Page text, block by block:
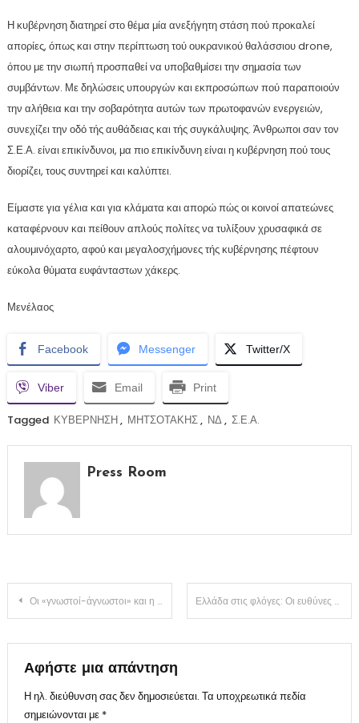
Η κυβέρνηση διατηρεί στο θέμα μία ανεξήγητη στάση πού προκαλεί
απορίες, όπως και στην περίπτωση τού ουκρανικού θαλάσσιου drone,
όπου με την σιωπή προσπαθεί να υποβαθμίσει την σημασία των
συμβάντων. Με δηλώσεις υπουργών και εκπροσώπων πού παραποιούν
την αλήθεια και την σοβαρότητα αυτών των πρωτοφανών ενεργειών,
συνεχίζει την οδό τής αυθάδειας και τής συγκάλυψης. Άνθρωποι σαν τον
Σ.Ε.Α. είναι επικίνδυνοι, μα πιο επικίνδυνη είναι η κυβέρνηση πού τους
διορίζει, τους συντηρεί και καλύπτει.
Είμαστε για γέλια και για κλάματα και απορώ πώς οι κοινοί απατεώνες
καταφέρνουν και πείθουν απλούς πολίτες να τυλίξουν χρυσαφικά σε
αλουμινόχαρτο, αφού και μεγαλοσχήμονες τής κυβέρνησης πέφτουν
εύκολα θύματα ευφάνταστων χάκερς.
Μενέλαος
Facebook Messenger Twitter/X
Viber Email Print
Tagged ΚΥΒΕΡΝΗΣΗ, ΜΗΤΣΟΤΑΚΗΣ, ΝΔ, Σ.Ε.Α.
Press Room
Πλοήγηση
Οι «γνωστοί-άγνωστοι» και η ώρα της αλήθειας Ελλάδα στις φλόγες: Οι ευθύνες δεν καίγονται μαζί με τα δάση
Αφήστε μια απάντηση
Η ηλ. διεύθυνση σας δεν δημοσιεύεται. Τα υποχρεωτικά πεδία
σημειώνονται με *